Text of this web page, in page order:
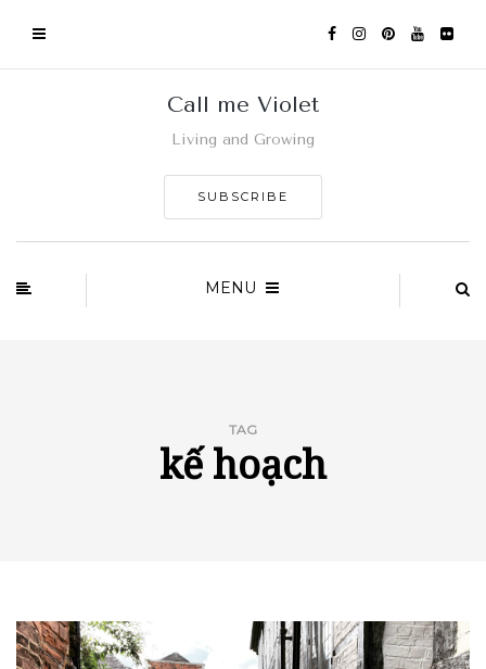
Call me Violet
Living and Growing
SUBSCRIBE
MENU
TAG
kế hoạch